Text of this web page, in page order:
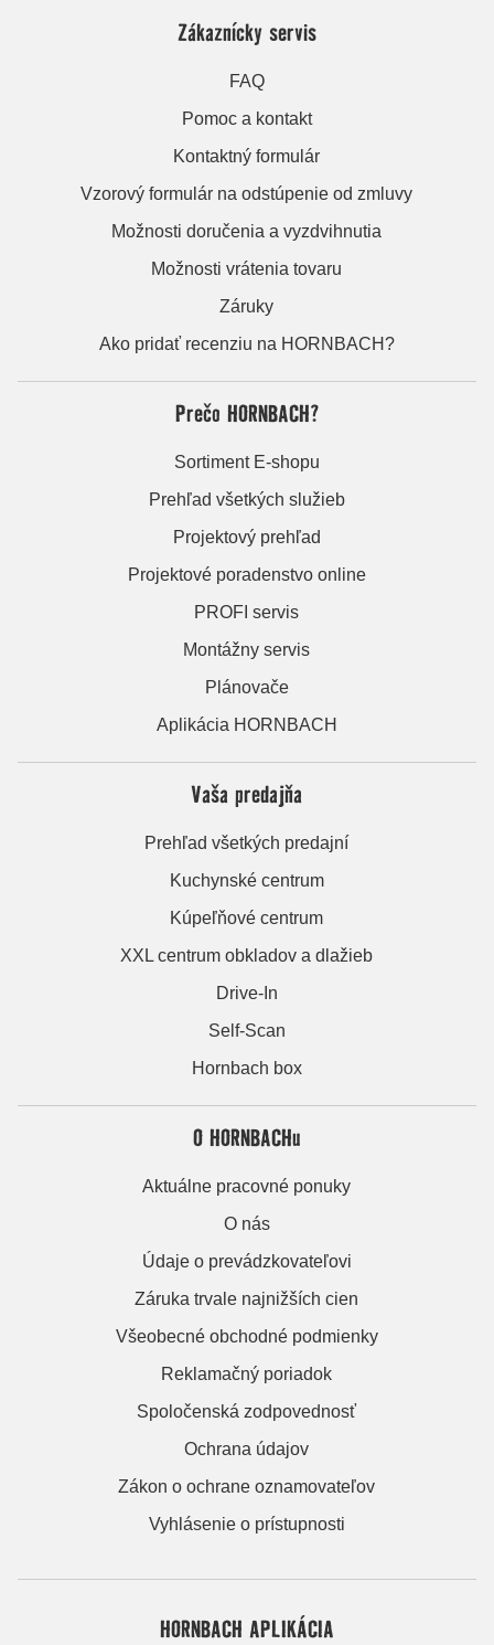
Zákaznícky servis
FAQ
Pomoc a kontakt
Kontaktný formulár
Vzorový formulár na odstúpenie od zmluvy
Možnosti doručenia a vyzdvihnutia
Možnosti vrátenia tovaru
Záruky
Ako pridať recenziu na HORNBACH?
Prečo HORNBACH?
Sortiment E-shopu
Prehľad všetkých služieb
Projektový prehľad
Projektové poradenstvo online
PROFI servis
Montážny servis
Plánovače
Aplikácia HORNBACH
Vaša predajňa
Prehľad všetkých predajní
Kuchynské centrum
Kúpeľňové centrum
XXL centrum obkladov a dlažieb
Drive-In
Self-Scan
Hornbach box
O HORNBACHu
Aktuálne pracovné ponuky
O nás
Údaje o prevádzkovateľovi
Záruka trvale najnižších cien
Všeobecné obchodné podmienky
Reklamačný poriadok
Spoločenská zodpovednosť
Ochrana údajov
Zákon o ochrane oznamovateľov
Vyhlásenie o prístupnosti
HORNBACH APLIKÁCIA